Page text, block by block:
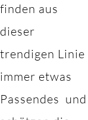
finden aus
dieser
trendigen Linie
immer etwas
Passendes und